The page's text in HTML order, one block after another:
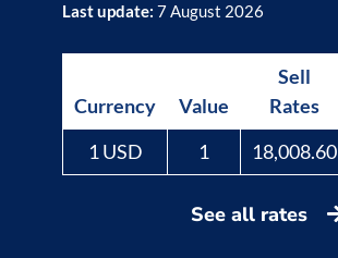
Last update: 7 August 2026
Currency Value
Sell
Rates
1 USD
1 18,008.60
See all rates